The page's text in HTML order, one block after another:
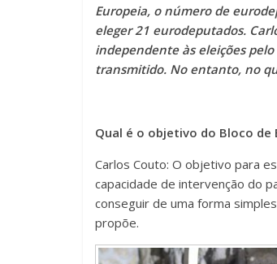
Europeia, o número de
eleger 21 eurodeputados.
independente às eleições
transmitido. No entanto, no
Qual é o objetivo do Bloco de
Carlos Couto: O objetivo para
capacidade de intervenção do
conseguir de uma forma
propõe.